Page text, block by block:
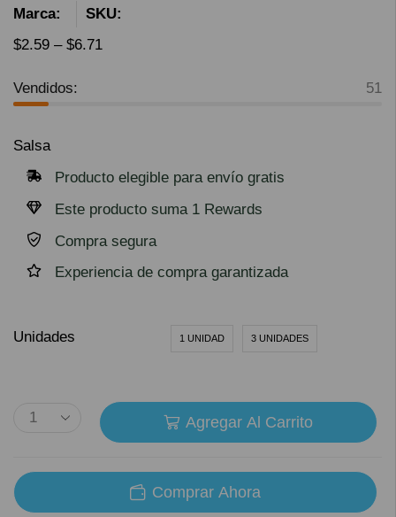
Marca:
SKU:
$2.59 – $6.71
Vendidos: 51
Salsa
Producto elegible para envío gratis
Este producto suma 1 Rewards
Compra segura
Experiencia de compra garantizada
Unidades 1 UNIDAD 3 UNIDADES
Agregar Al Carrito
Comprar Ahora